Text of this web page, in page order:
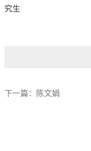
究生
下一篇： 陈文娟